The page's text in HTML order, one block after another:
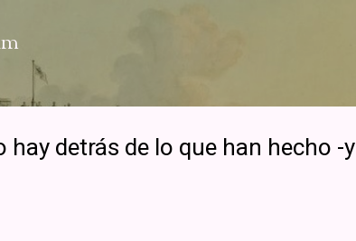
detrás de lo que han hecho -y